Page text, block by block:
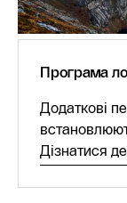
Програма
Додаткові
Дізнатися